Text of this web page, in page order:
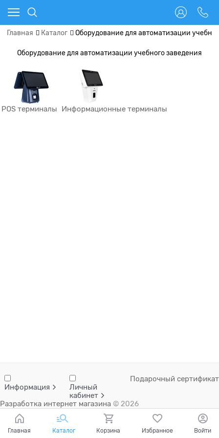
Главная Каталог Оборудование для автоматизации
Оборудование для автоматизации учебного заведения
POS терминалы Информационные терминалы
Информация
Личный
кабинет
Подарочный сертификат
Разработка интернет магазина © 2026
Главная Каталог Корзина Избранное Войти